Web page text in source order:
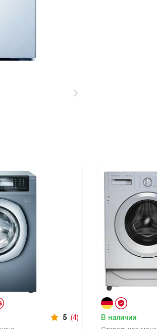
5 (4) В наличии